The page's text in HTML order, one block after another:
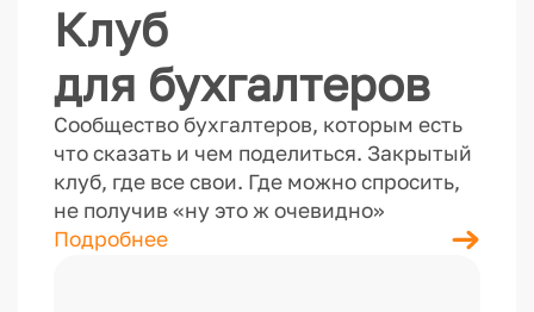
Клуб
для бухгалтеров
Сообщество бухгалтеров, которым есть
что сказать и чем поделиться. Закрытый
клуб, где все свои. Где можно спросить,
не получив «ну это ж очевидно»
Подробнее